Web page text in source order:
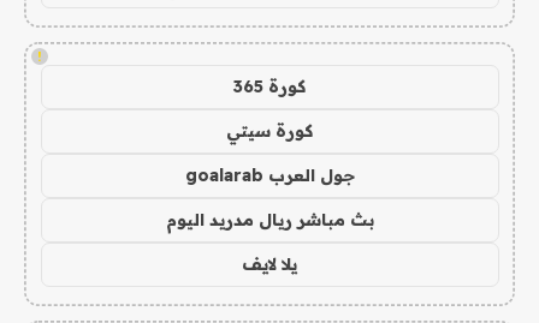
!
كورة 365
كورة سيتي
جول العرب goalarab
بث مباشر ريال مدريد اليوم
يلا لايف